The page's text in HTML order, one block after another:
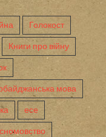
Голокост
Книги про війну
мова
есе